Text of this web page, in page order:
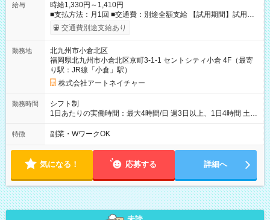
給与
時給1,330円～1,410円
■支払方法：月1回 ■交通費：別途全額支給 【試用期間】試用期
間あり 試用期間の長さ：6ヶ月 雇用形態、給与は本採用時と同
じです。
交通費別途支給あり
勤務地
北九州市小倉北区
福岡県北九州市小倉北区京町3-1-1 セントシティ小倉 4F（最寄
り駅：JR線「小倉」駅）
株式会社アートネイチャー
勤務時間
シフト制
1日あたりの実働時間：最大4時間/日 週3日以上、1日4時間 土曜
や日曜のお休みも応相談 16:05～20:05 「昼間のレジの仕事とW
ワークで働きたい」 「夕食後の空いている時間を有効活用した
特徴 副業・WワークOK
気になる！ 応募する 詳細へ